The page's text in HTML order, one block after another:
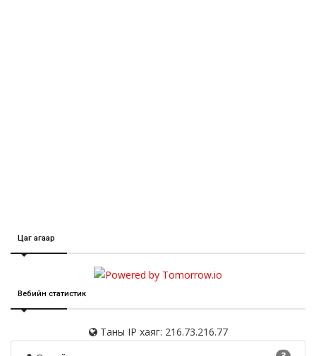
Цаг агаар
Вебийн статистик
Таны IP хаяг: 216.73.216.77